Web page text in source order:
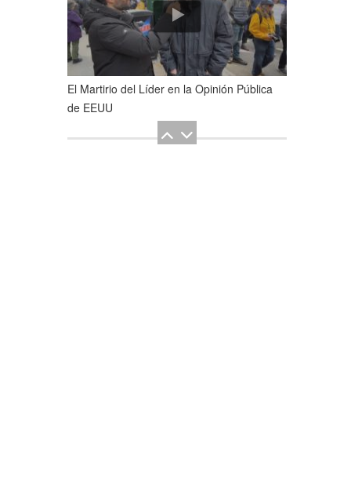
El Martirio del Líder en la Opinión Pública
de EEUU